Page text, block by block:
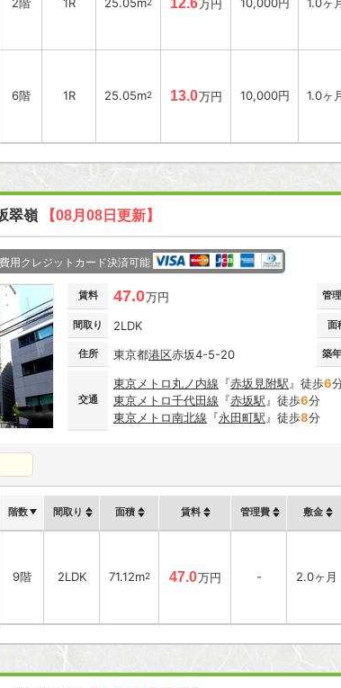
12.6万円
6階 1R 25.05m2 13.0万円 10,000円 1.0ヶ
翠嶺 【08月08日更新】
用クレジットカード決済可能
賃料 47.0万円 管
間取り 2LDK 面
住所 東京都港区赤坂4-5-20 築
交通
東京メトロ丸ノ内線 『赤坂見附駅 』徒歩6
東京メトロ千代田線 『赤坂駅 』徒歩6分
東京メトロ南北線 『永田町駅 』徒歩8分
階数 間取り 面積 賃料 管理費 敷金
9階 2LDK 71.12m2 47.0万円 - 2.0ヶ月